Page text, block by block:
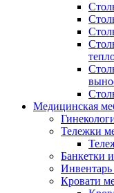
Медицинская
Тележки
Банкетки
Кровати